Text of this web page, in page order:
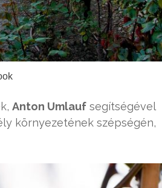
Anton Umlauf segítségével
környezetének szépségén,